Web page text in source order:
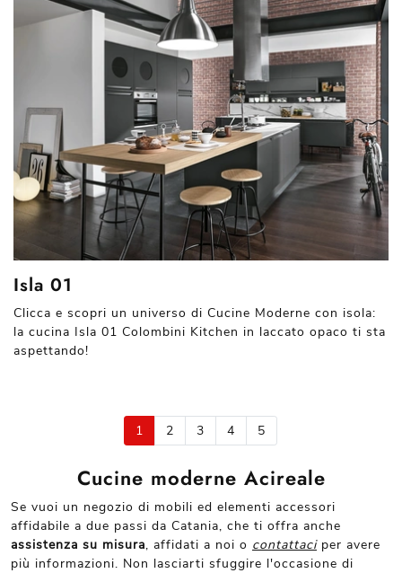
Isla 01
Clicca e scopri un universo di Cucine Moderne con isola:
la cucina Isla 01 Colombini Kitchen in laccato opaco ti sta
aspettando!
1 2 3 4 5
Cucine moderne Acireale
Se vuoi un negozio di mobili ed elementi accessori
affidabile a due passi da Catania, che ti offra anche
assistenza su misura, affidati a noi o contattaciper avere
più informazioni. Non lasciarti sfuggire l'occasione di